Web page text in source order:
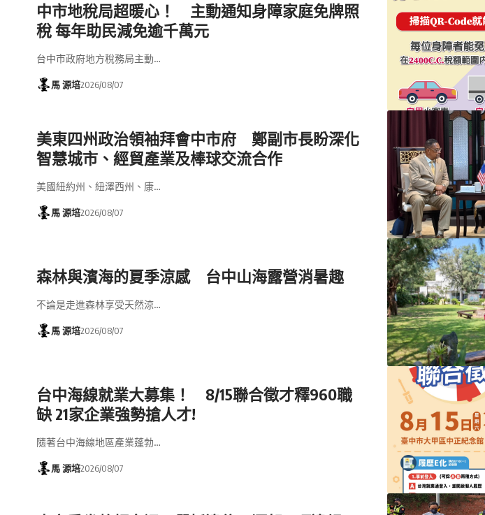
中市地稅局超暖心！ 主動通知身障家庭免牌照
稅 每年助民減免逾千萬元
台中市政府地方稅務局主動…
馬 源培2026/08/07
美東四州政治領袖拜會中市府 鄭副市長盼深化
智慧城市、經貿產業及棒球交流合作
美國紐約州、紐澤西州、康…
馬 源培2026/08/07
森林與濱海的夏季涼感 台中山海露營消暑趣
不論是走進森林享受天然涼…
馬 源培2026/08/07
台中海線就業大募集！ 8/15聯合徵才釋960職
缺 21家企業強勢搶人才!
隨著台中海線地區產業蓬勃…
馬 源培2026/08/07